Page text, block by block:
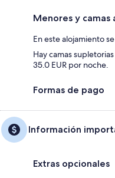
Menores y camas
En este alojamiento
Hay camas
35.0 EUR por noche.
Formas de pago
Información
Extras opcionales